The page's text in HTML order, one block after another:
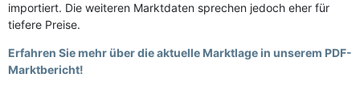
importiert. Die weiteren Marktdaten sprechen jedoch eher für
tiefere Preise.
Erfahren Sie mehr über die aktuelle Marktlage in unserem PDF-
Marktbericht!